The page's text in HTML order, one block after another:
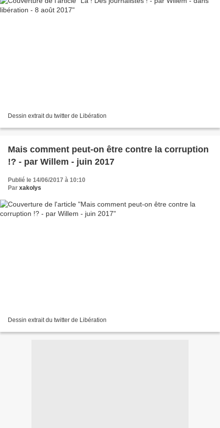
Dessin extrait du twitter de Libération
Mais comment peut-on être contre la corruption
!? - par Willem - juin 2017
Publié le 14/06/2017 à 10:10
Par xakolys
Dessin extrait du twitter de Libération